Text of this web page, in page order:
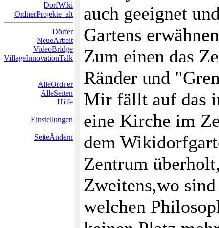
DorfWiki
OrdnerProjekte_alt
Dörfer
NeueArbeit
VideoBridge
VillageInnovationTalk
AlleOrdner
AlleSeiten
Hilfe
Einstellungen
SeiteÄndern
auch geeignet
Gartens
Zum einen das
Ränder und
Mir fällt auf das
eine Kirche im
dem
Zentrum
Zweitens,wo
welchen